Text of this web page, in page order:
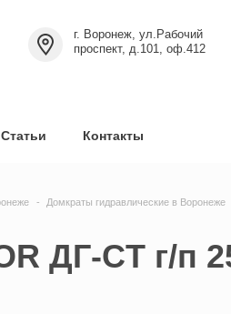
Статьи Контакты
г. Воронеж, ул.Рабочий
проспект, д.101, оф.412
Домкраты гидравлические в Воронеже
ДГ-CT г/п